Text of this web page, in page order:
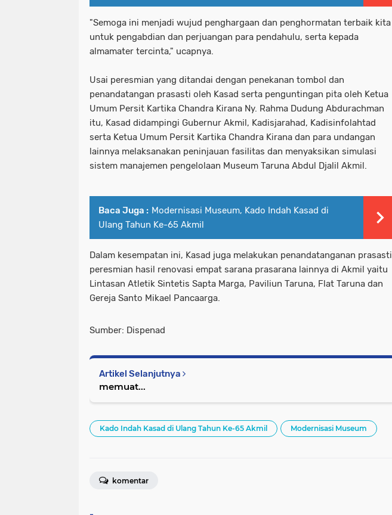
"Semoga ini menjadi wujud penghargaan dan penghormatan terbaik kita
untuk pengabdian dan perjuangan para pendahulu, serta kepada
almamater tercinta," ucapnya.
Usai peresmian yang ditandai dengan penekanan tombol dan
penandatangan prasasti oleh Kasad serta penguntingan pita oleh Ketua
Umum Persit Kartika Chandra Kirana Ny. Rahma Dudung Abdurachman
itu, Kasad didampingi Gubernur Akmil, Kadisjarahad, Kadisinfolahtad
serta Ketua Umum Persit Kartika Chandra Kirana dan para undangan
lainnya melaksanakan peninjauan fasilitas dan menyaksikan simulasi
sistem manajemen pengelolaan Museum Taruna Abdul Djalil Akmil.
Baca Juga : Modernisasi Museum, Kado Indah Kasad di
Ulang Tahun Ke-65 Akmil
Dalam kesempatan ini, Kasad juga melakukan penandatanganan prasasti
peresmian hasil renovasi empat sarana prasarana lainnya di Akmil yaitu
Lintasan Atletik Sintetis Sapta Marga, Paviliun Taruna, Flat Taruna dan
Gereja Santo Mikael Pancaarga.
Sumber: Dispenad
Artikel Selanjutnya
memuat...
Kado Indah Kasad di Ulang Tahun Ke-65 Akmil Modernisasi Museum
komentar